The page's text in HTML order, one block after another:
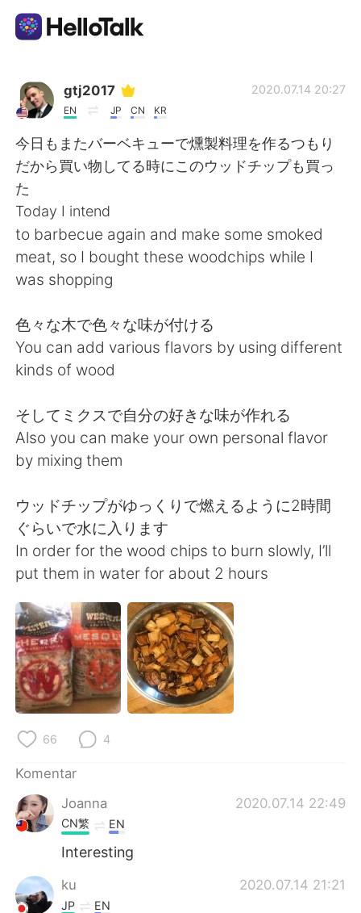
Aplikasi Pertukaran Bahasa
Indonesia
English 简体中文
繁體中文
العربية Français
Deutsch
한국어 Русский
ไทย Italiano
Português
gtj2017
EN JP CN KR
2020.07.14 20:27
今日もまたバーベキューで燻製料理を作るつもり
だから買い物してる時にこのウッドチップも買っ
た
Today I intend
to barbecue again and make some smoked
meat, so I bought these woodchips while I
was shopping
色々な木で色々な味が付ける
You can add various flavors by using different
kinds of wood
そしてミクスで自分の好きな味が作れる
Also you can make your own personal flavor
by mixing them
ウッドチップがゆっくりで燃えるように2時間
ぐらいで水に入ります
In order for the wood chips to burn slowly, I’ll
put them in water for about 2 hours
66 4
Komentar
Joanna
2020.07.14 22:49
CN繁 EN
Interesting
ku 2020.07.14 21:21
JP EN